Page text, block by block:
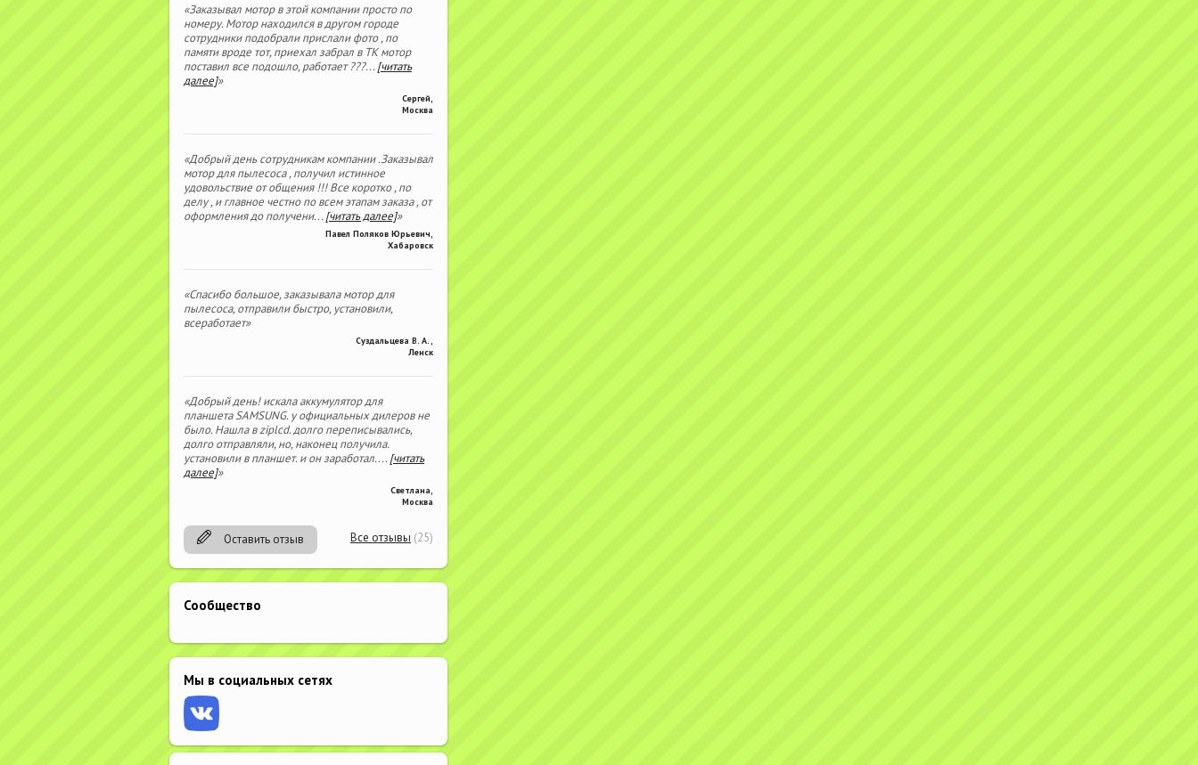
«Заказывал мотор в этой компании просто по
номеру. Мотор находился в другом городе
сотрудники подобрали прислали фото , по
памяти вроде тот, приехал забрал в ТК мотор
поставил все подошло, работает ???...[читать
далее]»
Сергей
Москва
«Добрый день сотрудникам компании .Заказывал
мотор для пылесоса , получил истинное
удовольствие от общения !!! Все коротко , по
делу , и главное честно по всем этапам заказа , от
оформления до получени...[читать далее]»
Павел Поляков Юрьевич
Хабаровск
«Спасибо большое, заказывала мотор для
пылесоса, отправили быстро, установили,
всеработает»
Суздальцева В. А.
Ленск
«Добрый день! искала аккумулятор для
планшета SAMSUNG. у официальных дилеров не
было. Нашла в ziplcd. долго переписывались,
долго отправляли, но, наконец получила.
установили в планшет. и он заработал....[читать
далее]»
Светлана
Москва
Оставить отзыв Все отзывы (25)
Сообщество
Мы в социальных сетях